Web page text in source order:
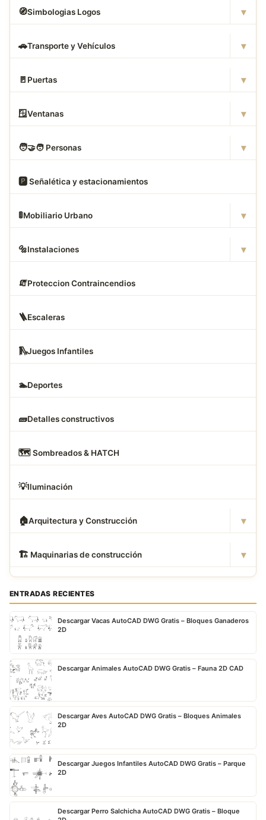
🧭Simbologias Logos ▾
🚗Transporte y Vehículos ▾
🚪 Puertas ▾
🪟Ventanas ▾
🧑‍🤝‍🧑 Personas ▾
🅿️ Señalética y estacionamientos
🚦Mobiliario Urbano ▾
🔩Instalaciones ▾
🧯Proteccion Contraincendios
🪜Escaleras
🛝Juegos Infantiles
🏊Deportes
🧱Detalles constructivos
🗺️ Sombreados & HATCH
💡Iluminación
🏠Arquitectura y Construcción ▾
🏗 ️ Maquinarias de construcción ▾
ENTRADAS RECIENTES
Descargar Vacas AutoCAD DWG Gratis – Bloques Ganaderos
2D
Descargar Animales AutoCAD DWG Gratis – Fauna 2D CAD
Descargar Aves AutoCAD DWG Gratis – Bloques Animales
2D
Descargar Juegos Infantiles AutoCAD DWG Gratis – Parque
2D
Descargar Perro Salchicha AutoCAD DWG Gratis – Bloque